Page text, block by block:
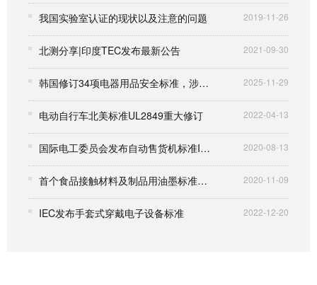
我国实验室认证的现状以及注意的问题 2019-11-26
北测分享|印度TEC发布最新公告 2021-09-30
韩国修订34项电器用品安全标准，涉及家电、电池、充电接口等众多领域 2025-11-29
电动自行车北美标准UL2849重大修订 2022-04-13
国际电工委员会发布自动售货机标准IEC 63252:2020 2020-08-13
首个食品接触材料及制品用油墨标准将定制 2020-11-09
IEC发布手套式穿戴电子设备标准 2022-12-20